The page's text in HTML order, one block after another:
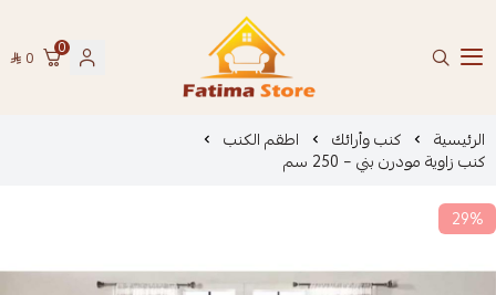
فاطمة ستور Fatima Store
0
0
الرئيسية كنب وأرائك اطقم الكنب
كنب زاوية مودرن بني – 250 سم
29%